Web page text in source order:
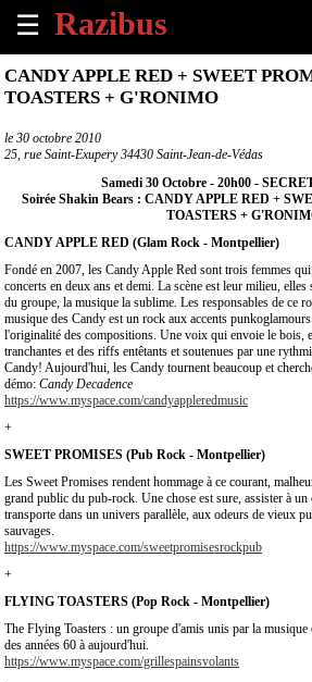
☰
×
Accueil
Tous
évènements
venir
Annoncer
un
évènement
Contact
propos
CANDY APPLE RED + SWEET
TOASTERS + G'RONIMO
le 30 octobre 2010
25, rue Saint-Exupery 34430 Saint-Jean-de-Védas
Samedi 30 Octobre - 20h00 -
Soirée Shakin Bears : CANDY APPLE RED +
TOASTERS +
CANDY APPLE RED (Glam Rock - Montpellier)
Fondé en 2007, les Candy Apple Red sont trois femmes
concerts en deux ans et demi. La scène est leur milieu,
du groupe, la musique la sublime. Les responsables de ce
musique des Candy est un rock aux accents
l'originalité des compositions. Une voix qui envoie le bois,
tranchantes et des riffs entêtants et soutenues par une
Candy! Aujourd'hui, les Candy tournent beaucoup et
démo: Candy Decadence
https://www.myspace.com/candyappleredmusic
+
SWEET PROMISES (Pub Rock - Montpellier)
Les Sweet Promises rendent hommage à ce courant,
grand public du pub-rock. Une chose est sure, assister à
transporte dans un univers parallèle, aux odeurs de vieux
sauvages.
https://www.myspace.com/sweetpromisesrockpub
+
FLYING TOASTERS (Pop Rock - Montpellier)
The Flying Toasters : un groupe d'amis unis par la
des années 60 à aujourd'hui.
https://www.myspace.com/grillespainsvolants